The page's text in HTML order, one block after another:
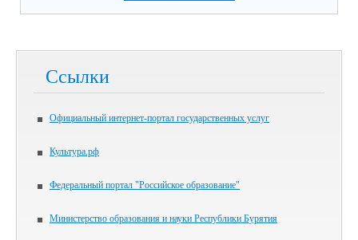
Ссылки
Официальный интернет-портал государственных услуг
Культура.рф
Федеральный портал "Российское образование"
Министерство образования и науки Республики Бурятия